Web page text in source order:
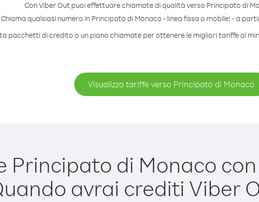
Con Viber Out puoi effettuare chiamate di qualità verso Principato di
Chiama qualsiasi numero in Principato di Monaco - linea fissa o mobile! - a
pacchetti di credito o un piano chiamate per ottenere le migliori tariffe al
Visualizza tariffe verso Principato di Monaco
Principato di Monaco
avrai crediti Viber